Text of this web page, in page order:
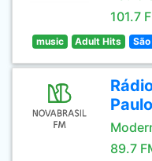
101.7
music Adult Hits
89.7